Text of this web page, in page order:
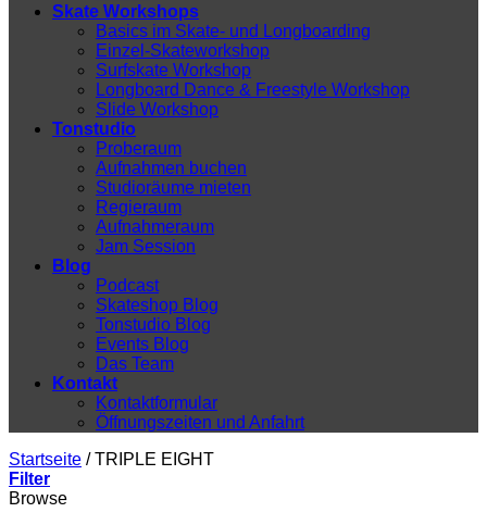
Skate Workshops
Basics im Skate- und Longboarding
Einzel-Skateworkshop
Surfskate Workshop
Longboard Dance & Freestyle Workshop
Slide Workshop
Tonstudio
Proberaum
Aufnahmen buchen
Studioräume mieten
Regieraum
Aufnahmeraum
Jam Session
Blog
Podcast
Skateshop Blog
Tonstudio Blog
Events Blog
Das Team
Kontakt
Kontaktformular
Öffnungszeiten und Anfahrt
Startseite /TRIPLE EIGHT
Filter
Browse